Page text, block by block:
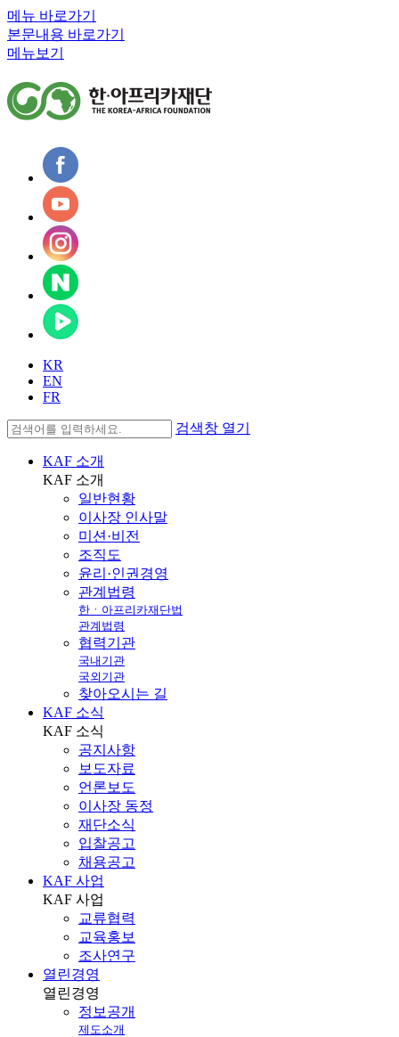
메뉴 바로가기
본문내용 바로가기
메뉴보기
KR
EN
FR
검색창 열기
KAF 소개
KAF 소개
일반현황
이사장 인사말
미션·비전
조직도
윤리·인권경영
관계법령
한ㆍ아프리카재단법
관계법령
협력기관
국내기관
국외기관
찾아오시는 길
KAF 소식
KAF 소식
공지사항
보도자료
언론보도
이사장 동정
재단소식
입찰공고
채용공고
KAF 사업
KAF 사업
교류협력
교육홍보
조사연구
열린경영
열린경영
정보공개
제도소개